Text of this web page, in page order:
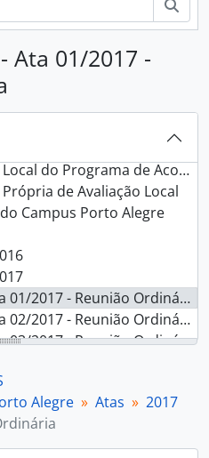
Ata 01/2017 -
Alegre - IFRS
Segurança e Prevenção de Acidentes
de Acompanhamento de Egressos
de Avaliação Local
Campus Porto Alegre
01/2017 - Reunião Ordinária
02/2017 - Reunião Ordinária
2017 - Reunião Ordinária
2017 - Reunião Ordinária
2017 - Reunião Ordinária
2017 - Reunião Ordinária
2017 - Reunião Ordinária
Alegre
Atas
2017